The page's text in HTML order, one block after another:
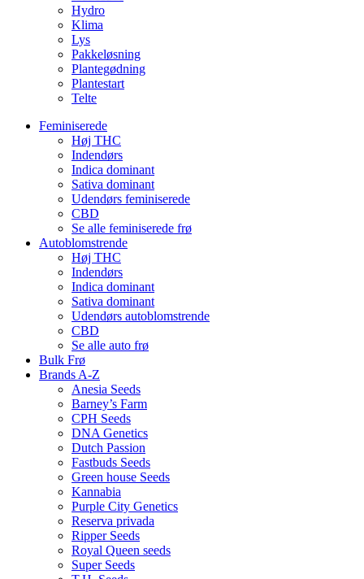
Hydro
Klima
Lys
Pakkeløsning
Plantegødning
Plantestart
Telte
Feminiserede
Høj THC
Indendørs
Indica dominant
Sativa dominant
Udendørs feminiserede
CBD
Se alle feminiserede frø
Autoblomstrende
Høj THC
Indendørs
Indica dominant
Sativa dominant
Udendørs autoblomstrende
CBD
Se alle auto frø
Bulk Frø
Brands A-Z
Anesia Seeds
Barney’s Farm
CPH Seeds
DNA Genetics
Dutch Passion
Fastbuds Seeds
Green house Seeds
Kannabia
Purple City Genetics
Reserva privada
Ripper Seeds
Royal Queen seeds
Super Seeds